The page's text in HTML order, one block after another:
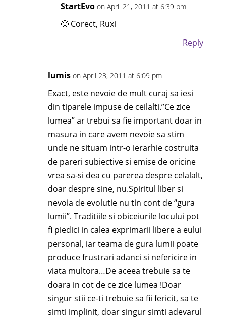
StartEvo on April 21, 2011 at 6:39 pm
🙂 Corect, Ruxi
Reply
lumis on April 23, 2011 at 6:09 pm
Exact, este nevoie de mult curaj sa iesi
din tiparele impuse de ceilalti.”Ce zice
lumea” ar trebui sa fie important doar in
masura in care avem nevoie sa stim
unde ne situam intr-o ierarhie costruita
de pareri subiective si emise de oricine
vrea sa-si dea cu parerea despre celalalt,
doar despre sine, nu.Spiritul liber si
nevoia de evolutie nu tin cont de “gura
lumii”. Traditiile si obiceiurile locului pot
fi piedici in calea exprimarii libere a eului
personal, iar teama de gura lumii poate
produce frustrari adanci si nefericire in
viata multora…De aceea trebuie sa te
doara in cot de ce zice lumea !Doar
singur stii ce-ti trebuie sa fii fericit, sa te
simti implinit, doar singur simti adevarul